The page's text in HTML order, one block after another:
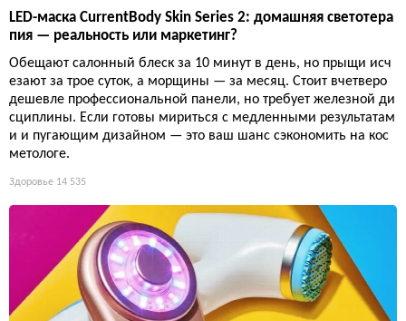
LED-маска CurrentBody Skin Series 2: домашняя светотера
пия — реальность или маркетинг?
Обещают салонный блеск за 10 минут в день, но прыщи исч
езают за трое суток, а морщины — за месяц. Стоит вчетверо
дешевле профессиональной панели, но требует железной ди
сциплины. Если готовы мириться с медленными результатам
и и пугающим дизайном — это ваш шанс сэкономить на кос
метологе.
Здоровье 14 535